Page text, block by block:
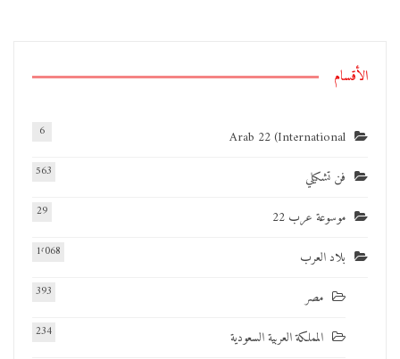
الأقسام
Arab 22 (International
6
فن تشكيلي 563
موسوعة عرب 22 29
بلاد العرب 1٬068
مصر 393
المملكة العربية السعودية 234